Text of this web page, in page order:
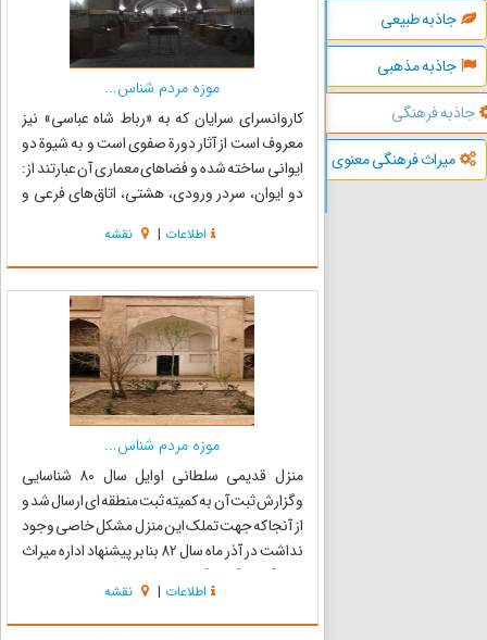
جاذبه طبیعی
جاذبه مذهبی
جاذبه فرهنگی
میراث فرهنگی معنوی
موزه مردم شناس...
کاروانسرای سرایان که به «رباط شاه عباسی» نیز
معروف است از آثار دورة صفوی است و به شیوة دو
ایوانی ساخته شده و فضا‌های معماری آن عبارتند از:
دو ایوان، سردر ورودی، هشتی، اتاق‌های فرعی و
شناسی سرایان در محل شترخانه کاروانسرای سرایان
راه اندازی شده اس...
اطلاعات | نقشه
موزه مردم شناس...
منزل قدیمی سلطانی اوایل سال 80 شناسایی
وگزارش ثبت آن به کمیته ثبت منطقه ای ارسال شد و
از آنجا که جهت تملک این منزل مشکل خاصی وجود
نداشت در آذر ماه سال 82 بنا بر پیشنهاد اداره میراث
فرهنگی و گردشگری قاین از ورثه خریداری و به
اداره میراث فرهنگی و گردشگری واگذار گردید . کار
مر...
اطلاعات | نقشه